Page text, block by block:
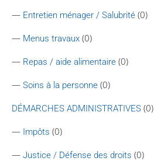
— Entretien ménager / Salubrité (0)
— Menus travaux (0)
— Repas / aide alimentaire (0)
— Soins à la personne (0)
DÉMARCHES ADMINISTRATIVES (0)
— Impôts (0)
— Justice / Défense des droits (0)